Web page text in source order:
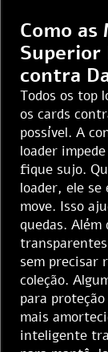
Como as
Superior
contra
Todos os top
os cards
possível. A
loader
fique sujo.
loader, ele
move. Isso
quedas. Além
sem precisar
coleção.
para
mais
inteligente